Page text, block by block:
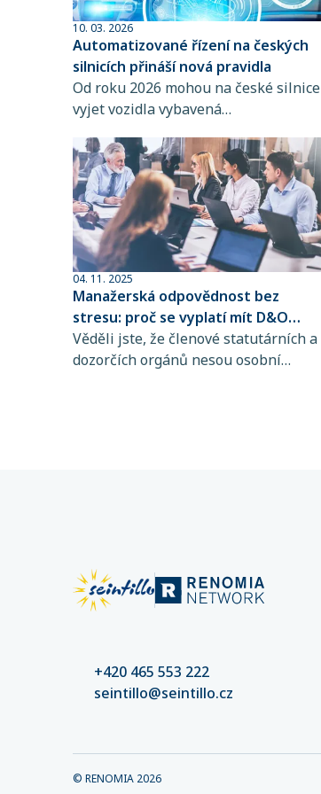
10. 03. 2026
Automatizované řízení na českých
silnicích přináší nová pravidla
Od roku 2026 mohou na české silnice
vyjet vozidla vybavená
Novela zákona o provozu na
pozemních komunikacích totiž
umožňuje provoz vozidel s tzv.
podmíněnou automatizací řízení
(SAE Level 3), která dokážou v
určitých situacích převzít řízení od
člověka.
04. 11. 2025
Manažerská odpovědnost bez
stresu: proč se vyplatí mít D&O
pojištění
Věděli jste, že členové statutárních a
dozorčích orgánů nesou osobní
+420 465 553 222
seintillo@seintillo.cz
© RENOMIA 2026